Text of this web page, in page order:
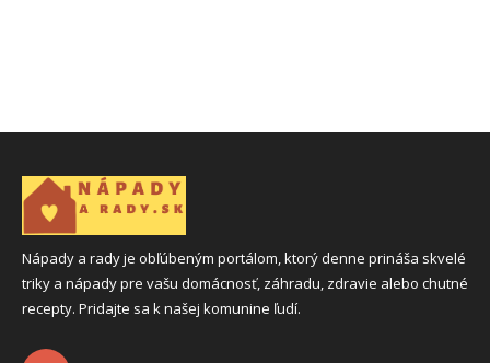
Nápady a rady je obľúbeným portálom, ktorý denne prináša skvelé
triky a nápady pre vašu domácnosť, záhradu, zdravie alebo chutné
recepty. Pridajte sa k našej komunine ľudí.